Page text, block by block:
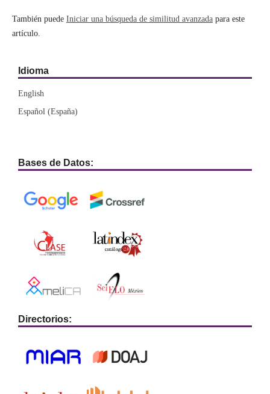
También puede Iniciar una búsqueda de similitud avanzadapara este
artículo.
Idioma
English
Español (España)
Bases de Datos:
Directorios: